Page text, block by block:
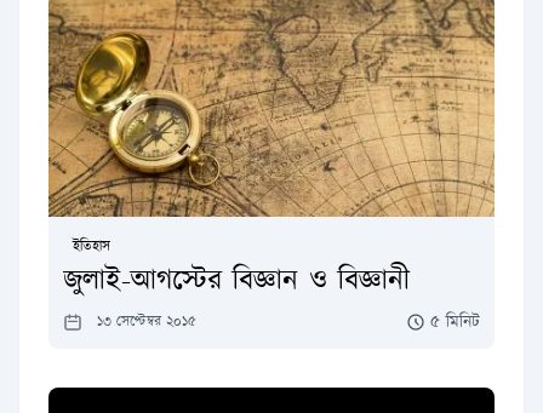
ইতিহাস
জুলাই-আগস্টের বিজ্ঞান ও বিজ্ঞানী
১৩ সেপ্টেম্বর ২০১৫ ৫ মিনিট